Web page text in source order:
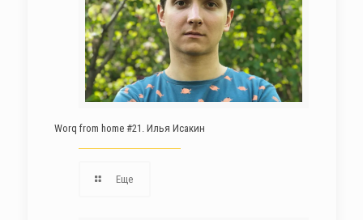
Worq from home #21. Илья Исакин
Еще